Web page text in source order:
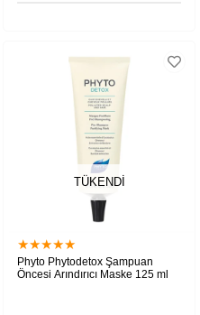
TÜKENDI
★★★★★
Phyto Phytodetox Şampuan
Öncesi Arındırıcı Maske 125 ml